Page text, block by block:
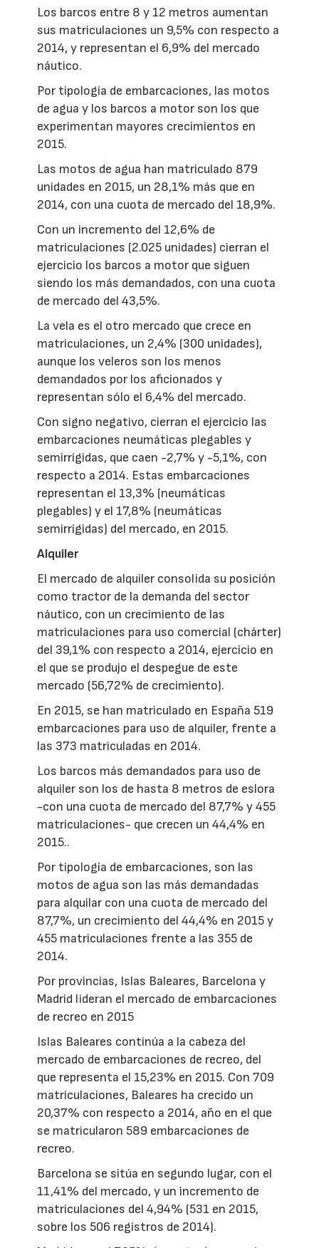
Los barcos entre 8 y 12 metros aumentan
sus matriculaciones un 9,5% con respecto a
2014, y representan el 6,9% del mercado
náutico.
Por tipología de embarcaciones, las motos
de agua y los barcos a motor son los que
experimentan mayores crecimientos en
2015.
Las motos de agua han matriculado 879
unidades en 2015, un 28,1% más que en
2014, con una cuota de mercado del 18,9%.
Con un incremento del 12,6% de
matriculaciones (2.025 unidades) cierran el
ejercicio los barcos a motor que siguen
siendo los más demandados, con una cuota
de mercado del 43,5%.
La vela es el otro mercado que crece en
matriculaciones, un 2,4% (300 unidades),
aunque los veleros son los menos
demandados por los aficionados y
representan sólo el 6,4% del mercado.
Con signo negativo, cierran el ejercicio las
embarcaciones neumáticas plegables y
semirrígidas, que caen -2,7% y -5,1%, con
respecto a 2014. Estas embarcaciones
representan el 13,3% (neumáticas
plegables) y el 17,8% (neumáticas
semirrígidas) del mercado, en 2015.
Alquiler
El mercado de alquiler consolida su posición
como tractor de la demanda del sector
náutico, con un crecimiento de las
matriculaciones para uso comercial (chárter)
del 39,1% con respecto a 2014, ejercicio en
el que se produjo el despegue de este
mercado (56,72% de crecimiento).
En 2015, se han matriculado en España 519
embarcaciones para uso de alquiler, frente a
las 373 matriculadas en 2014.
Los barcos más demandados para uso de
alquiler son los de hasta 8 metros de eslora
-con una cuota de mercado del 87,7% y 455
matriculaciones- que crecen un 44,4% en
2015..
Por tipología de embarcaciones, son las
motos de agua son las más demandadas
para alquilar con una cuota de mercado del
87,7%, un crecimiento del 44,4% en 2015 y
455 matriculaciones frente a las 355 de
2014.
Por provincias, Islas Baleares, Barcelona y
Madrid lideran el mercado de embarcaciones
de recreo en 2015
Islas Baleares continúa a la cabeza del
mercado de embarcaciones de recreo, del
que representa el 15,23% en 2015. Con 709
matriculaciones, Baleares ha crecido un
20,37% con respecto a 2014, año en el que
se matricularon 589 embarcaciones de
recreo.
Barcelona se sitúa en segundo lugar, con el
11,41% del mercado, y un incremento de
matriculaciones del 4,94% (531 en 2015,
sobre los 506 registros de 2014).